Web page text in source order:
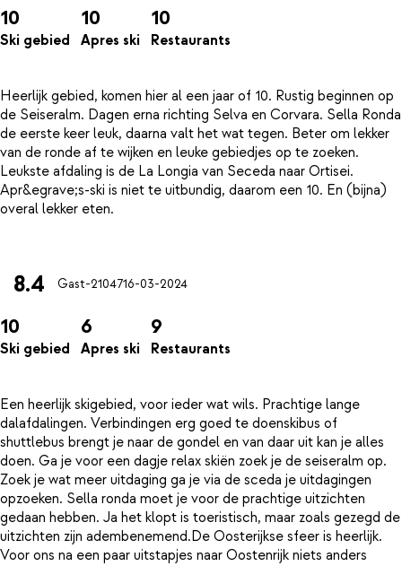
10
Ski gebied
10
Apres ski
10
Restaurants
Heerlijk gebied, komen hier al een jaar of 10. Rustig beginnen op
de Seiseralm. Dagen erna richting Selva en Corvara. Sella Ronda
de eerste keer leuk, daarna valt het wat tegen. Beter om lekker
van de ronde af te wijken en leuke gebiedjes op te zoeken.
Leukste afdaling is de La Longia van Seceda naar Ortisei.
Apr&egrave;s-ski is niet te uitbundig, daarom een 10. En (bijna)
overal lekker eten.
8.4 Gast-2104716-03-2024
10
Ski gebied
6
Apres ski
9
Restaurants
Een heerlijk skigebied, voor ieder wat wils. Prachtige lange
dalafdalingen. Verbindingen erg goed te doenskibus of
shuttlebus brengt je naar de gondel en van daar uit kan je alles
doen. Ga je voor een dagje relax skiën zoek je de seiseralm op.
Zoek je wat meer uitdaging ga je via de sceda je uitdagingen
opzoeken. Sella ronda moet je voor de prachtige uitzichten
gedaan hebben. Ja het klopt is toeristisch, maar zoals gezegd de
uitzichten zijn adembenemend.De Oosterijkse sfeer is heerlijk.
Voor ons na een paar uitstapjes naar Oostenrijk niets anders